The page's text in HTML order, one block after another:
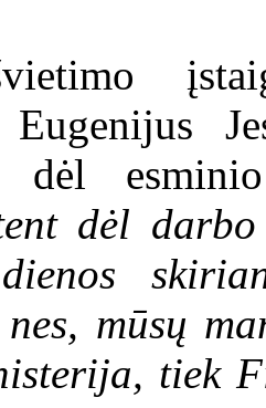
Eugenijus
dėl
dėl
nes, mūsų
tiek